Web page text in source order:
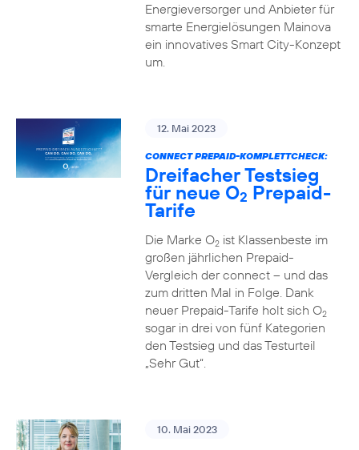
Energieversorger und Anbieter für
smarte Energielösungen Mainova
ein innovatives Smart City-Konzept
um.
12. Mai 2023
CONNECT PREPAID-KOMPLETTCHECK:
Dreifacher Testsieg
für neue O2 Prepaid-
Tarife
Die Marke O2ist Klassenbeste im
großen jährlichen Prepaid-
Vergleich der connect – und das
zum dritten Mal in Folge. Dank
neuer Prepaid-Tarife holt sich O2
sogar in drei von fünf Kategorien
den Testsieg und das Testurteil
„Sehr Gut“.
10. Mai 2023